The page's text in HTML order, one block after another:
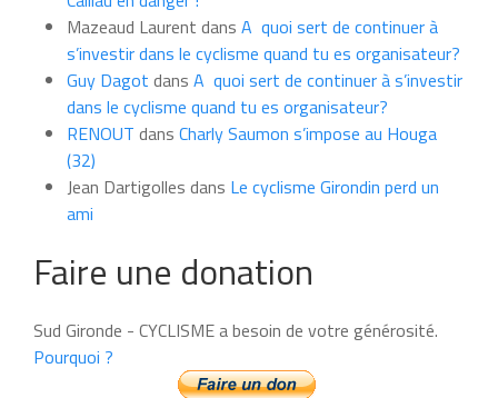
Mazeaud Laurent dans A quoi sert de continuer à
s’investir dans le cyclisme quand tu es organisateur?
Guy Dagot dans A quoi sert de continuer à s’investir
dans le cyclisme quand tu es organisateur?
RENOUT dans Charly Saumon s’impose au Houga
(32)
Jean Dartigolles dans Le cyclisme Girondin perd un
ami
Faire une donation
Sud Gironde - CYCLISME a besoin de votre générosité.
Pourquoi ?